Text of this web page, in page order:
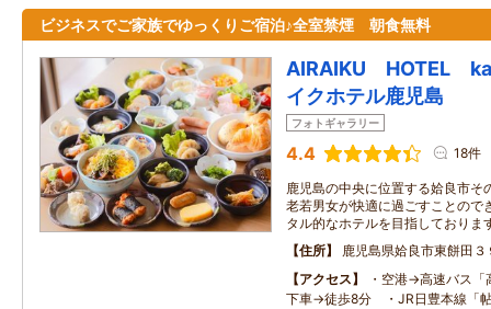
ビジネスでご家族でゆっくりご宿泊♪全室禁煙 朝食無料
AIRAIKU HOTEL
イクホテル鹿児島
フォトギャラリー
4.4 18件
鹿児島の中央に位置する姶良市そ
老若男女が快適に過ごすことので
タル的なホテルを目指しておりま
住所
鹿児島県姶良市東餅田３
アクセス
・空港→高速バス「
下車→徒歩8分 ・JR日豊本線「